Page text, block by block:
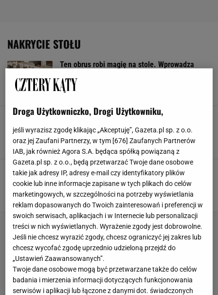
NAKRYCIE STOŁU
Ten obrus robi magię na stole. Wprowadza
DEKORACJE ŚWIĄTECZNE
OZDOBY ŚWIĄTECZNE
Villa Italia: Letnie Wyprzedaże od -25% do -50%
na WSZYSTKO. Eleganckie serwisy, obrusy,
filiżanki i więcej
. NAKRYCIE STOŁU KIELISZKI PORCELANA
Jak nakryć stół do kawy i ciasta? O tych
zasadach koniecznie musisz pamiętać kiedy
przyjdą goście
GOŚCINNOŚĆ NAKRYCIE STOŁU SAVOIR VIVRE
Droga Użytkowniczko, Drogi Użytkowniku,
jeśli wyrazisz zgodę klikając „Akceptuję”, Gazeta.pl sp. z o.o.
oraz jej Zaufani Partnerzy, w tym [676] Zaufanych Partnerów
IAB, jak również Agora S.A. będąca spółką powiązaną z
Gazeta.pl sp. z o.o., będą przetwarzać Twoje dane osobowe
takie jak adresy IP, adresy e-mail czy identyfikatory plików
cookie lub inne informacje zapisane w tych plikach do celów
marketingowych, w szczególności na potrzeby wyświetlania
reklam dopasowanych do Twoich zainteresowań i preferencji w
swoich serwisach, aplikacjach i w Internecie lub personalizacji
treści w nich wyświetlanych. Wyrażenie zgody jest dobrowolne.
Jeśli nie chcesz wyrazić zgody, chcesz ograniczyć jej zakres lub
chcesz wycofać zgodę uprzednio udzieloną przejdź do
„Ustawień Zaawansowanych”.
Twoje dane osobowe mogą być przetwarzane także do celów
badania i mierzenia informacji dotyczących funkcjonowania
serwisów i aplikacji lub łączone z danymi dot. świadczonych